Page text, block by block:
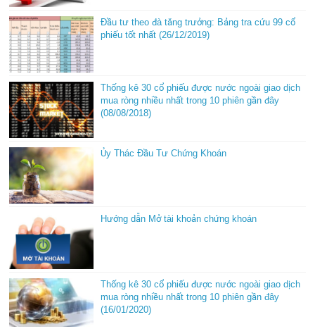
Đầu tư theo đà tăng trưởng: Bảng tra cứu 99 cổ
phiếu tốt nhất (26/12/2019)
Thống kê 30 cổ phiếu được nước ngoài giao dịch
mua ròng nhiều nhất trong 10 phiên gần đây
(08/08/2018)
Ủy Thác Đầu Tư Chứng Khoán
Hướng dẫn Mở tài khoản chứng khoán
Thống kê 30 cổ phiếu được nước ngoài giao dịch
mua ròng nhiều nhất trong 10 phiên gần đây
(16/01/2020)